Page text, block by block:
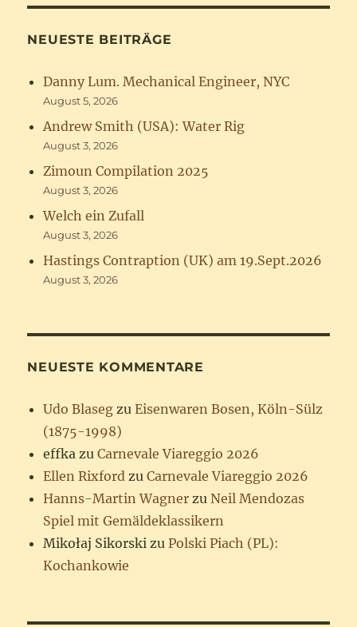
NEUESTE BEITRÄGE
Danny Lum. Mechanical Engineer, NYC
August 5, 2026
Andrew Smith (USA): Water Rig
August 3, 2026
Zimoun Compilation 2025
August 3, 2026
Welch ein Zufall
August 3, 2026
Hastings Contraption (UK) am 19.Sept.2026
August 3, 2026
NEUESTE KOMMENTARE
Udo Blaseg zuEisenwaren Bosen, Köln-Sülz
(1875-1998)
effka zuCarnevale Viareggio 2026
Ellen Rixford zuCarnevale Viareggio 2026
Hanns-Martin Wagner zuNeil Mendozas
Spiel mit Gemäldeklassikern
Mikołaj Sikorski zuPolski Piach (PL):
Kochankowie